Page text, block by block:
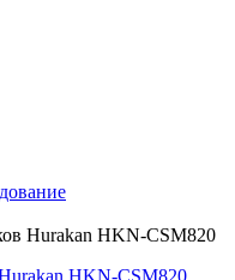
Hurakan HKN-CSM820